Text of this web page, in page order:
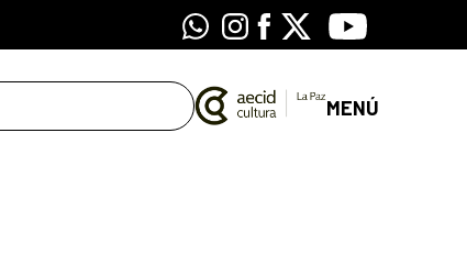
WhatsappInstagram
Facebook
X Youtube
MENÚ